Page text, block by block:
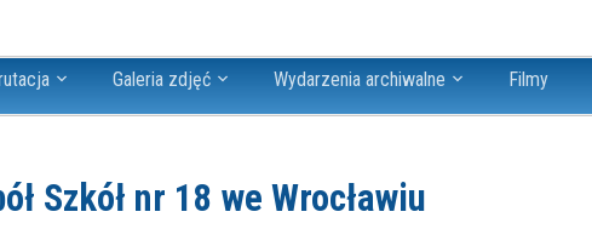
Galeria zdjęć Wydarzenia archiwalne Filmy
Szkół nr 18 we Wrocławiu